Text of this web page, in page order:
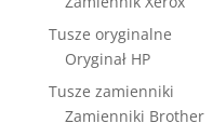
Tusze oryginalne
Oryginał HP
Tusze zamienniki
Zamienniki Brother